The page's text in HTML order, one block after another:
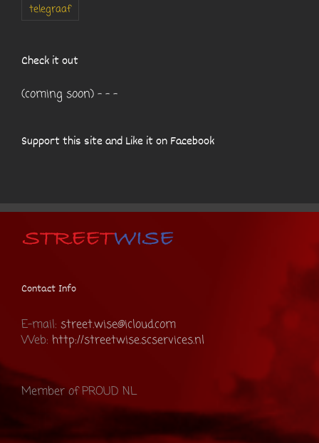
telegraaf
Check it out
(coming soon) - - -
Support this site and Like it on Facebook
Contact Info
E-mail: street.wise@icloud.com
Web: http://streetwise.scservices.nl
Member of PROUD NL